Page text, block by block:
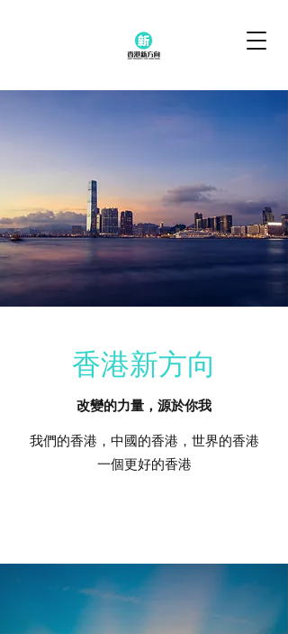
香港新方向
改變的力量，源於你我
我們的香港，中國的香港，世界的香港
一個更好的香港